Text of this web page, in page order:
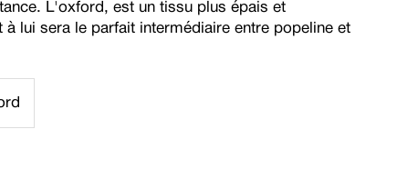
L'oxford, est un tissu plus épais et
lui sera le parfait intermédiaire entre popeline et